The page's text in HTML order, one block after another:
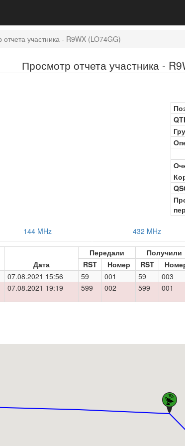
отчета участника - R9WX (LO74GG)
Просмотр отчета участника -
144 MHz 432 MHz
Дата
Передали
Получили
RST Номер RST
07.08.2021 15:56 59 001 59 003
07.08.2021 19:19 599 002 599 001